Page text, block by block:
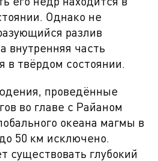
Однако не
разлив
внутренняя часть
в твёрдом состоянии.
проведённые
во главе с Райаном
океана магмы в
50 км исключено.
существовать глубокий